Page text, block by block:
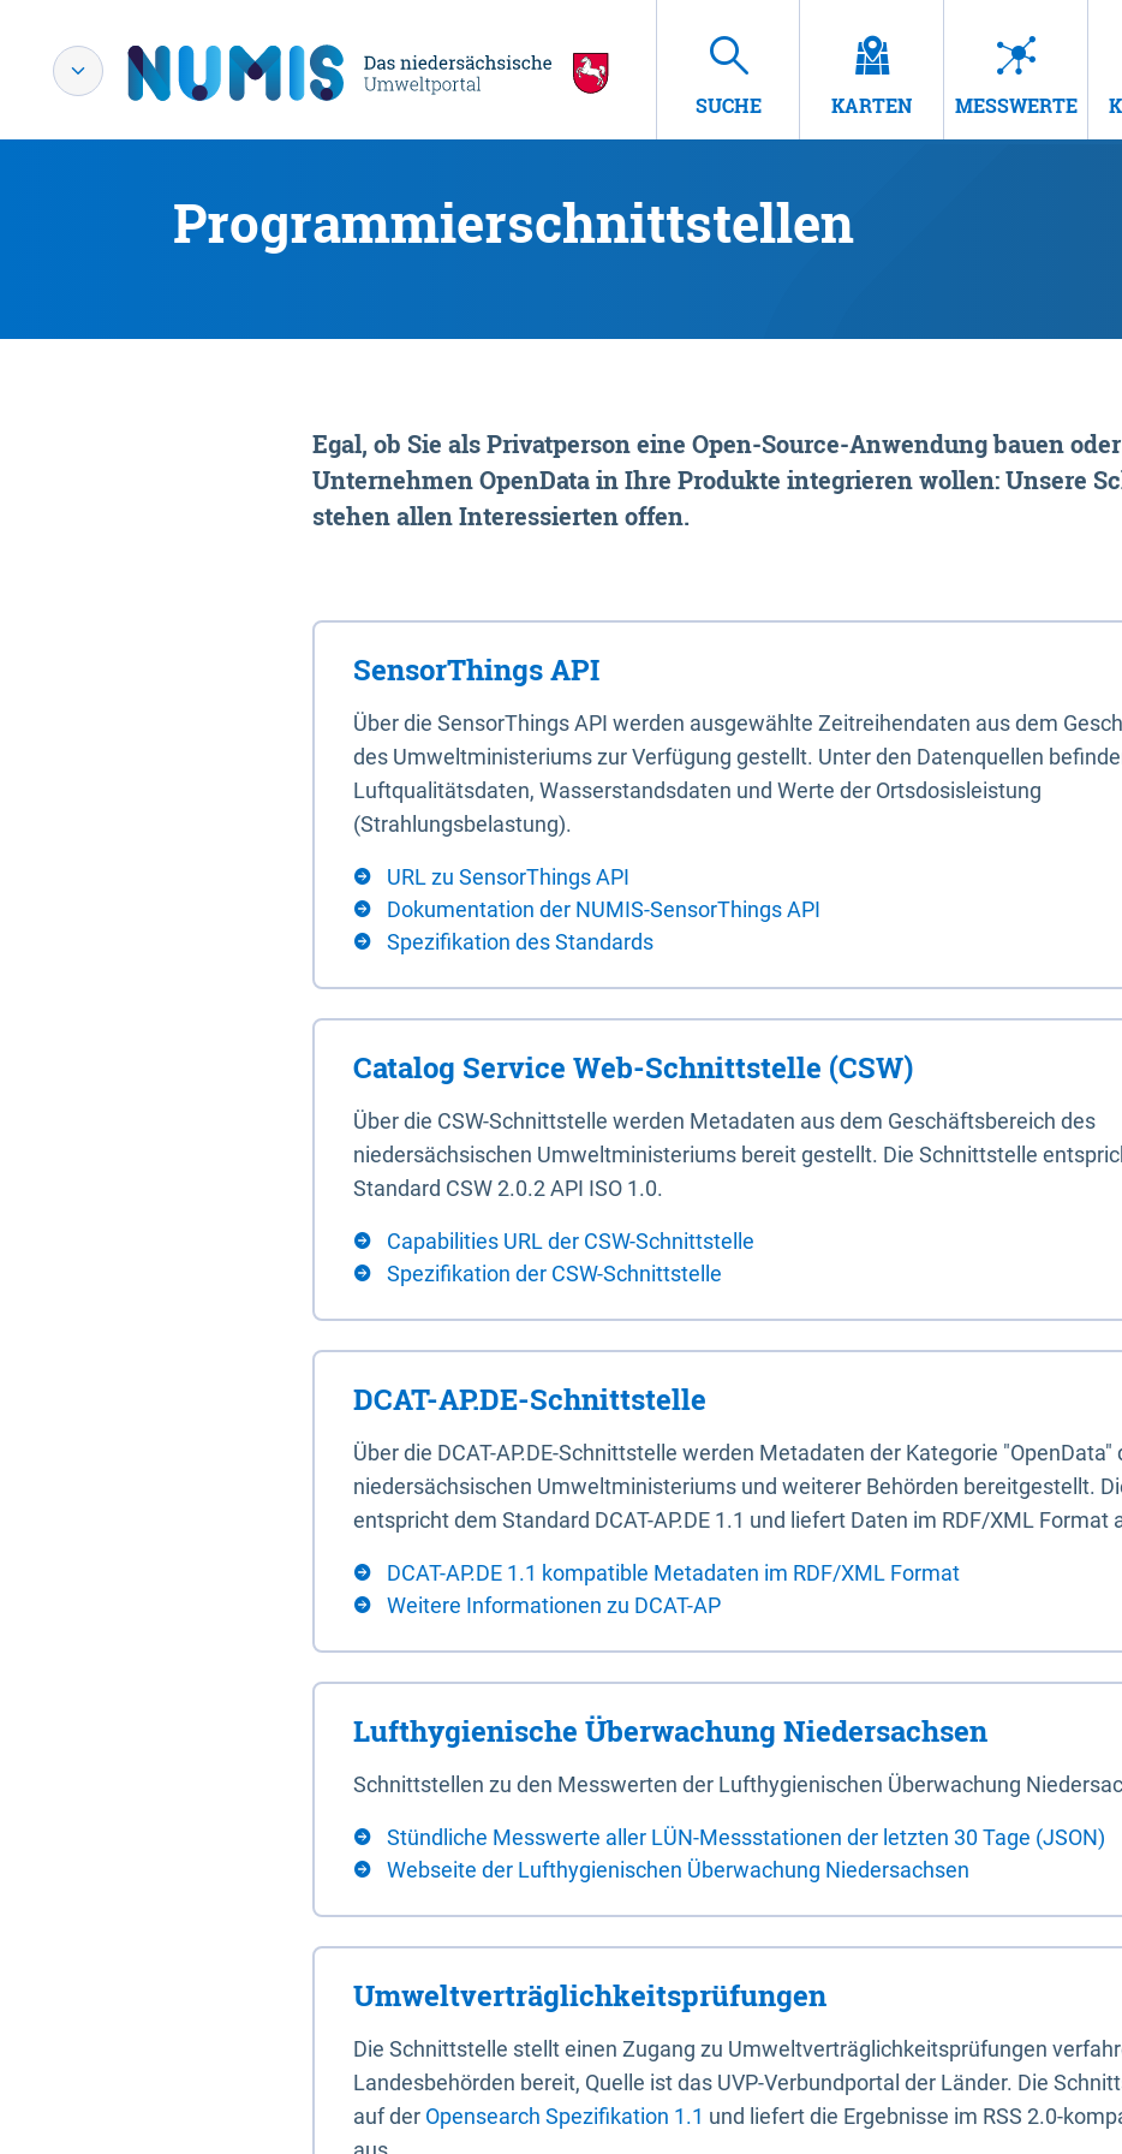
SUCHE KARTEN MESSWERTE
Programmierschnittstellen
Egal, ob Sie als Privatperson eine Open-Source-Anwendung bauen
Unternehmen OpenData in Ihre Produkte integrieren wollen: Unsere
stehen allen Interessierten offen.
SensorThings API
Über die SensorThings API werden ausgewählte Zeitreihendaten aus dem
des Umweltministeriums zur Verfügung gestellt. Unter den Datenquellen
Luftqualitätsdaten, Wasserstandsdaten und Werte der Ortsdosisleistung
(Strahlungsbelastung).
URL zu SensorThings API
Dokumentation der NUMIS-SensorThings API
Spezifikation des Standards
Catalog Service Web-Schnittstelle (CSW)
Über die CSW-Schnittstelle werden Metadaten aus dem Geschäftsbereich des
niedersächsischen Umweltministeriums bereit gestellt. Die Schnittstelle
Standard CSW 2.0.2 API ISO 1.0.
Capabilities URL der CSW-Schnittstelle
Spezifikation der CSW-Schnittstelle
DCAT-AP.DE-Schnittstelle
Über die DCAT-AP.DE-Schnittstelle werden Metadaten der Kategorie "OpenData"
niedersächsischen Umweltministeriums und weiterer Behörden bereitgestellt.
entspricht dem Standard DCAT-AP.DE 1.1 und liefert Daten im RDF/XML Format
DCAT-AP.DE 1.1 kompatible Metadaten im RDF/XML Format
Weitere Informationen zu DCAT-AP
Lufthygienische Überwachung Niedersachsen
Schnittstellen zu den Messwerten der Lufthygienischen Überwachung
Stündliche Messwerte aller LÜN-Messstationen der letzten 30 Tage (JSON)
Webseite der Lufthygienischen Überwachung Niedersachsen
Umweltverträglichkeitsprüfungen
Die Schnittstelle stellt einen Zugang zu Umweltverträglichkeitsprüfungen
Landesbehörden bereit, Quelle ist das UVP-Verbundportal der Länder. Die
auf der Opensearch Spezifikation 1.1 und liefert die Ergebnisse im RSS 2.0-